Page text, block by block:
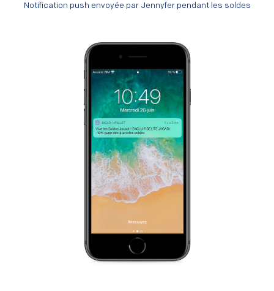
Notification push envoyée par Jennyfer pendant les soldes